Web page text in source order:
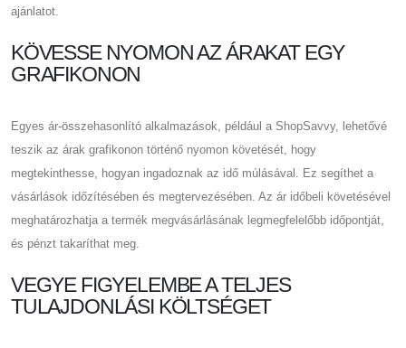
ajánlatot.
KÖVESSE NYOMON AZ ÁRAKAT EGY
GRAFIKONON
Egyes ár-összehasonlító alkalmazások, például a ShopSavvy, lehetővé
teszik az árak grafikonon történő nyomon követését, hogy
megtekinthesse, hogyan ingadoznak az idő múlásával. Ez segíthet a
vásárlások időzítésében és megtervezésében. Az ár időbeli követésével
meghatározhatja a termék megvásárlásának legmegfelelőbb időpontját,
és pénzt takaríthat meg.
VEGYE FIGYELEMBE A TELJES
TULAJDONLÁSI KÖLTSÉGET